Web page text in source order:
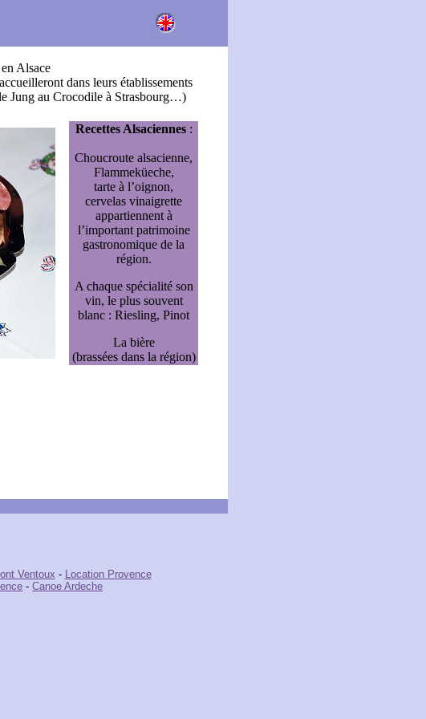
Alsace
dans leurs établissements
Jung au Crocodile à Strasbourg…)
Recettes Alsaciennes:
Choucroute alsacienne,
Flammeküeche,
tarte à l’oignon,
cervelas vinaigrette
appartiennent à
l’important patrimoine
gastronomique de la
région.
A chaque spécialité son
vin, le plus souvent
blanc : Riesling, Pinot
La bière
(brassées dans la région)
Ventoux - Location Provence
- Canoe Ardeche